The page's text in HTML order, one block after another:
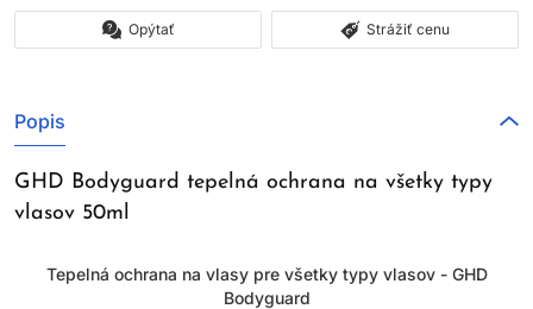
Opýtať Strážiť cenu
Popis
GHD Bodyguard tepelná ochrana na všetky typy
vlasov 50ml
Tepelná ochrana na vlasy pre všetky typy vlasov - GHD
Bodyguard